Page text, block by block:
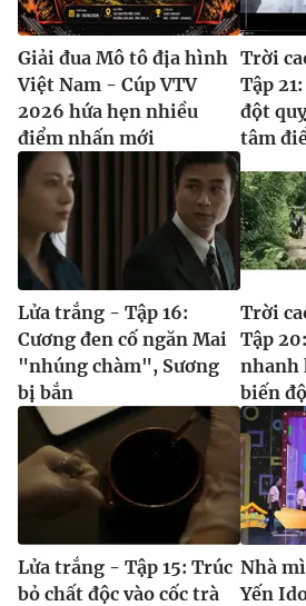
Giải đua Mô tô địa hình
Việt Nam - Cúp VTV
2026 hứa hẹn nhiều
điểm nhấn mới
Trời
Tập
đột
tâm
Lửa trắng - Tập 16:
Cương đen cố ngăn Mai
"nhúng chàm", Sương
bị bắn
Trời
Tập
nhanh
biến
Lửa trắng - Tập 15: Trúc
bỏ chất độc vào cốc trà
Nhà
Yến